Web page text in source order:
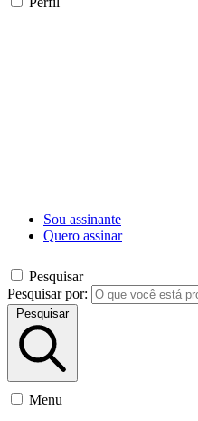
Sou assinante
Quero assinar
Pesquisar
Pesquisar por:
Pesquisar
Menu